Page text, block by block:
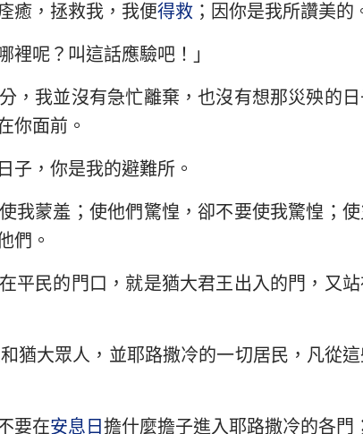
癒，拯救我，我便得救 ；因你是我所讚美的
裡呢？叫這話應驗吧！」
，我並沒有急忙離棄，也沒有想那災殃的
你面前。
子，你是我的避難所。
我蒙羞；使他們驚惶，卻不要使我驚惶；
們。
平民的門口，就是猶大君王出入的門，又
猶大眾人，並耶路撒冷的一切居民，凡從
要在安息日 擔什麼擔子進入耶路撒冷的各門